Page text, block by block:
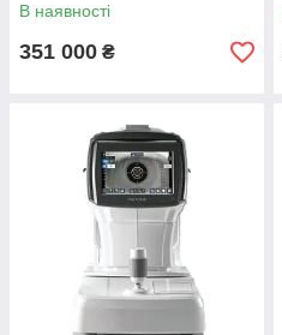
В наявності
351 000 ₴